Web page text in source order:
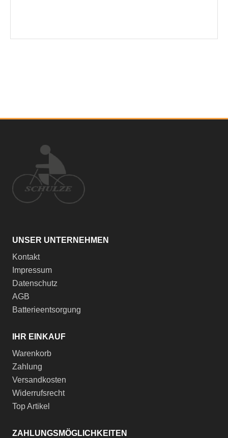
UNSER UNTERNEHMEN
Kontakt
Impressum
Datenschutz
AGB
Batterieentsorgung
IHR EINKAUF
Warenkorb
Zahlung
Versandkosten
Widerrufsrecht
Top Artikel
ZAHLUNGSMÖGLICHKEITEN